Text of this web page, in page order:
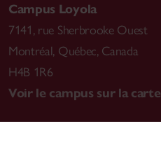
Campus Loyola
7141, rue Sherbrooke Ouest
Montréal, Québec, Canada
H4B 1R6
Voir le campus sur la carte